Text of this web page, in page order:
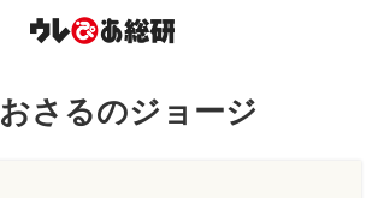
おさるのジョージ